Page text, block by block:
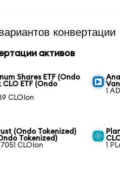
конвертации
активов
Shares ETF (Ondo
CLO ETF (Ondo
CLOIon
1
(Ondo Tokenized)
Tokenized)
CLOIon
1